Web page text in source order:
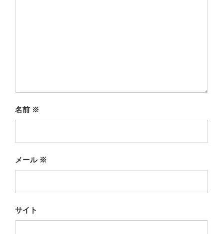
名前 ※
メール ※
サイト